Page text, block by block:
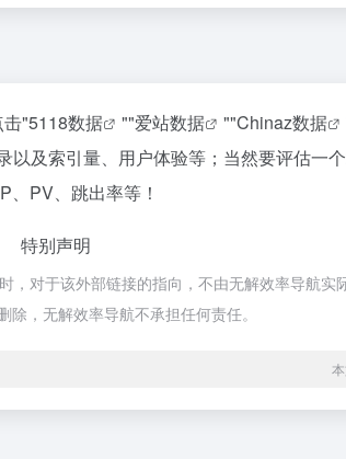
"5118数据 ""爱站数据 ""Chinaz数据
及索引量、用户体验等；当然要评估一
PV、跳出率等！
特别声明
对于该外部链接的指向，不由无解效率导航
，无解效率导航不承担任何责任。